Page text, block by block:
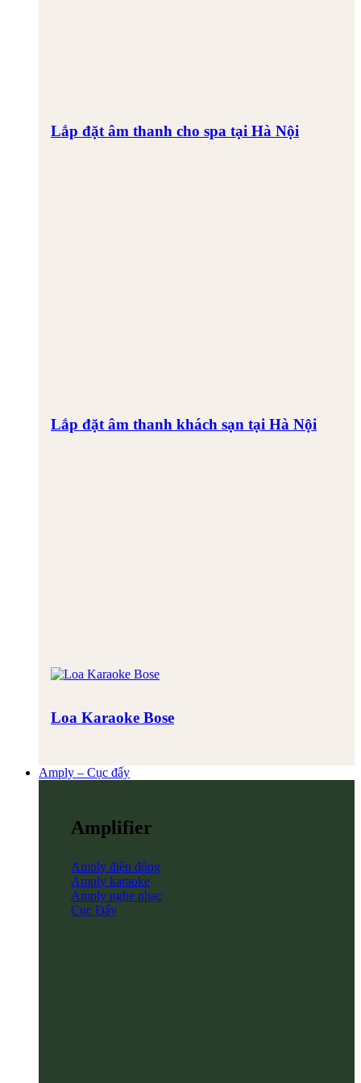
Lắp đặt âm thanh cho spa tại Hà Nội
Lắp đặt âm thanh khách sạn tại Hà Nội
Loa Karaoke Bose
Amply – Cục đẩy
Amplifier
Amply điện động
Amply karaoke
Amply nghe nhạc
Cục Đẩy